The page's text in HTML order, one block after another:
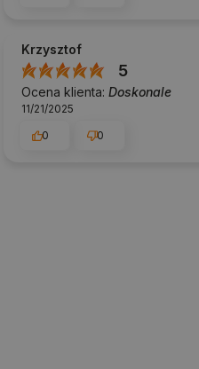
Krzysztof
5
Ocena klienta: Doskonale
11/21/2025
0
0